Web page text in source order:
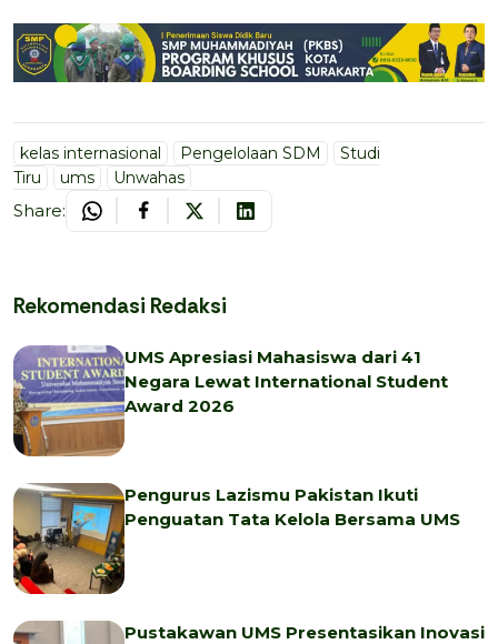
kelas internasional Pengelolaan SDM
Studi
Tiru
ums Unwahas
Share:
Rekomendasi Redaksi
UMS Apresiasi Mahasiswa dari 41
Negara Lewat International Student
Award 2026
Pengurus Lazismu Pakistan Ikuti
Penguatan Tata Kelola Bersama UMS
Pustakawan UMS Presentasikan Inovasi